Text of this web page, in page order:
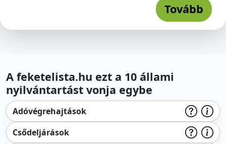
Tovább
A feketelista.hu ezt a 10 állami
nyilvántartást vonja egybe
Adóvégrehajtások
Csődeljárások